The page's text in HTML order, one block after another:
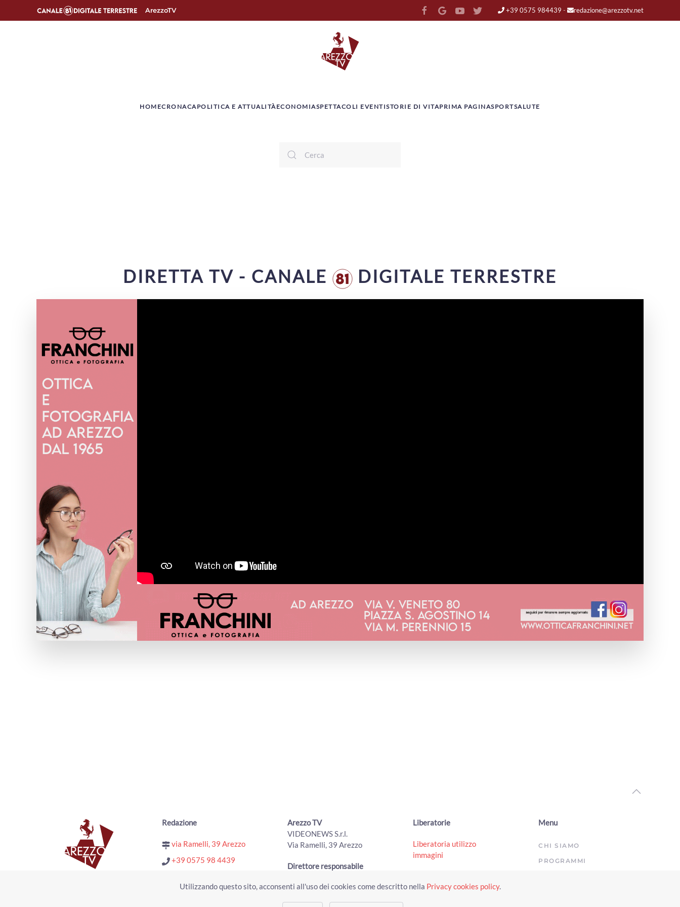
ArezzoTV +39 0575 984439 - redazione@arezzotv.net
­HOMECRONACAPOLITICA E ATTUALITÀECONOMIASPETTACOLI EVENTISTORIE DI VITAPRIMA PAGINASPORTSALUTE
DIRETTA TV - CANALE DIGITALE TERRESTRE
Redazione
via Ramelli, 39 Arezzo
+39 0575 98 4439
Arezzo TV
VIDEONEWS S.r.l.
Via Ramelli, 39 Arezzo
Direttore responsabile
Liberatorie
Liberatoria utilizzo
immagini
immagini minorenni
Menu
CHI SIAMO
PROGRAMMI
Utilizzando questo sito, acconsenti all'uso dei cookies come descritto nella Privacy cookies policy.